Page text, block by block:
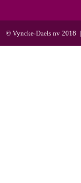
© Vyncke-Daels nv 2018 |